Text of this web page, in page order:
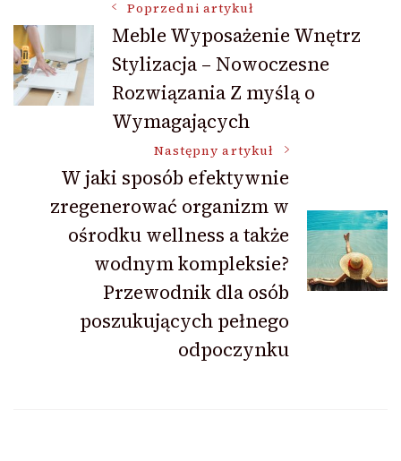
Nawigacja
wpisu
Poprzedni artykuł
Meble Wyposażenie Wnętrz
Stylizacja – Nowoczesne
Rozwiązania Z myślą o
Wymagających
Następny artykuł
W jaki sposób efektywnie
zregenerować organizm w
ośrodku wellness a także
wodnym kompleksie?
Przewodnik dla osób
poszukujących pełnego
odpoczynku